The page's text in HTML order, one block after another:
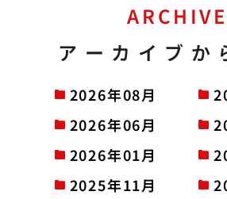
ARCHIVE
アーカイブか
2026年08月
2026年06月
2026年01月
2025年11月